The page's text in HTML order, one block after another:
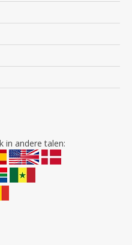
in andere talen: